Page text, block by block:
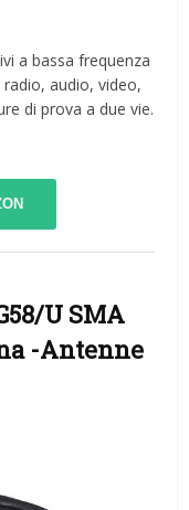
a bassa frequenza
audio, video,
di prova a due vie.
U SMA
-Antenne